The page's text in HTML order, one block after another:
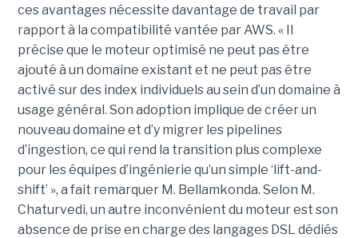
ces avantages nécessite davantage de travail par
rapport à la compatibilité vantée par AWS. « Il
précise que le moteur optimisé ne peut pas être
ajouté à un domaine existant et ne peut pas être
activé sur des index individuels au sein d’un domaine à
usage général. Son adoption implique de créer un
nouveau domaine et d’y migrer les pipelines
d’ingestion, ce qui rend la transition plus complexe
pour les équipes d’ingénierie qu’un simple ‘lift-and-
shift’ », a fait remarquer M. Bellamkonda. Selon M.
Chaturvedi, un autre inconvénient du moteur est son
absence de prise en charge des langages DSL dédiés